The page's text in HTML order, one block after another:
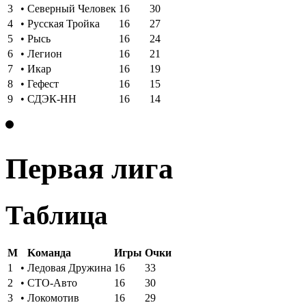
3
• Северный Человек 16
30
4
• Русская Тройка 16
27
5
• Рысь 16
24
6
• Легион 16
21
7
• Икар 16
19
8
• Гефест 16
15
9
• СДЭК-НН 16 14
Первая лига
Таблица
M Kоманда Игры Oчки
1
• Ледовая Дружина 16
33
2
• СТО-Авто 16
30
3
• Локомотив 16
29